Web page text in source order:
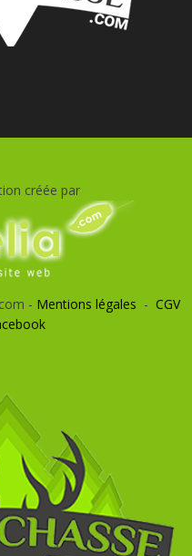
créée par
- Mentions légales - CGV